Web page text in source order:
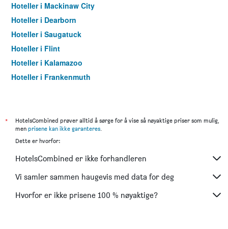
Hoteller i Mackinaw City
Hoteller i Dearborn
Hoteller i Saugatuck
Hoteller i Flint
Hoteller i Kalamazoo
Hoteller i Frankenmuth
Hoteller i Lansing
Hoteller i Holland
Hoteller i Muskegon
Hoteller i Livonia
Hoteller i Saint Ignace
*
HotelsCombined prøver alltid å sørge for å vise så nøyaktige priser som mulig,
men prisene kan ikke garanteres.
Dette er hvorfor:
HotelsCombined er ikke forhandleren
Vi samler sammen haugevis med data for deg
Hvorfor er ikke prisene 100 % nøyaktige?